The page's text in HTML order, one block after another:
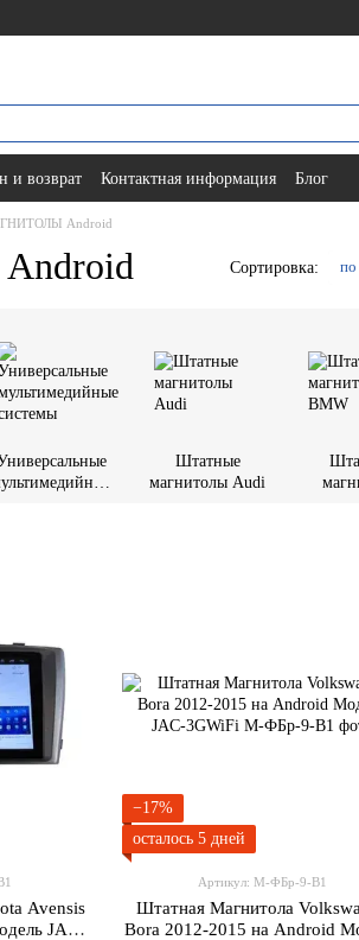
и возврат Контактная информация Блог
Android
Сортировка: по
Штатные
магнитолы Audi
Avensis
JAC-
−17%
осталось 5 дней
Артикул: М-ФБр-9-В1
Штатная Магнитола
Bora 2012-2015 на Android